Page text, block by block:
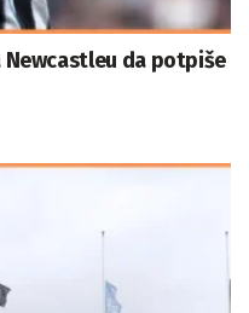
Newcastleu da potpiše